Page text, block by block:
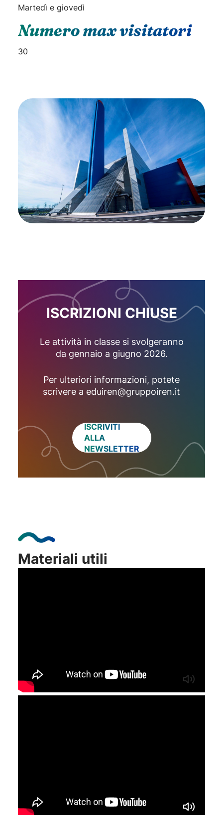
Martedì e giovedì
Numero max visitatori
30
ISCRIZIONI CHIUSE
Le attività in classe si svolgeranno
da gennaio a giugno 2026.
Per ulteriori informazioni, potete
scrivere a eduiren@gruppoiren.it
ISCRIVITI
ALLA
NEWSLETTER
Materiali utili